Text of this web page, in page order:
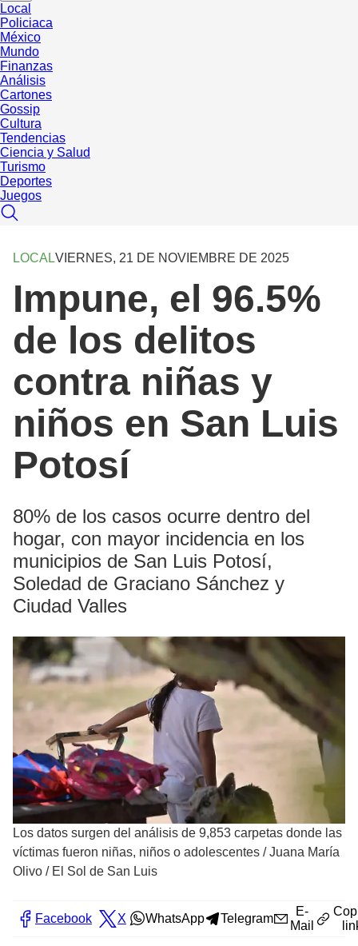
Local
Policiaca
México
Mundo
Finanzas
Análisis
Cartones
Gossip
Cultura
Tendencias
Ciencia y Salud
Turismo
Deportes
Juegos
LOCALVIERNES, 21 DE NOVIEMBRE DE 2025
Impune, el 96.5%
de los delitos
contra niñas y
niños en San Luis
Potosí
80% de los casos ocurre dentro del
hogar, con mayor incidencia en los
municipios de San Luis Potosí,
Soledad de Graciano Sánchez y
Ciudad Valles
Los datos surgen del análisis de 9,853 carpetas donde las
víctimas fueron niñas, niños o adolescentes /Juana María
Olivo / El Sol de San Luis
Facebook X WhatsApp Telegram
E-
Mail